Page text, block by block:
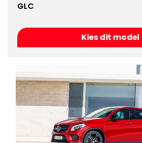
GLC
Kies dit model